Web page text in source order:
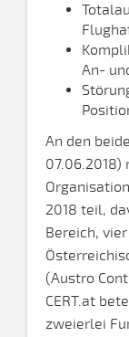
An-
An den
07.06.2018)
2018 teil,
Bereich,
(Austro
CERT.at
zweierlei